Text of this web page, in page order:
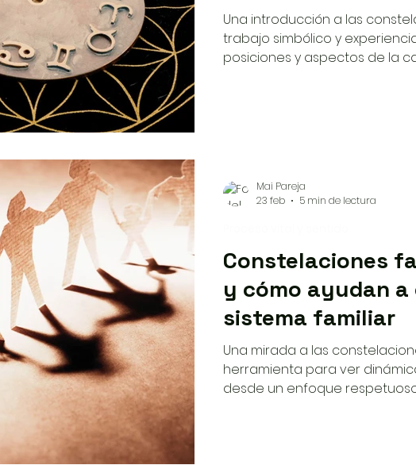
Una introducción a las
trabajo simbólico y
posiciones y aspectos de la
Constelaciones
y cómo ayudan a
sistema familiar
Una mirada a las
herramienta para ver
desde un enfoque
Mai Pareja
23 feb
5 min de lectura